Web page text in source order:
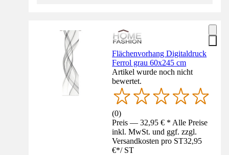
Flächenvorhang Digitaldruck
Ferrol grau 60x245 cm
Artikel wurde noch nicht
bewertet.
(0)
Preis — 32,95 € * Alle Preise
inkl. MwSt. und ggf. zzgl.
Versandkosten pro ST32,95
€*/ ST